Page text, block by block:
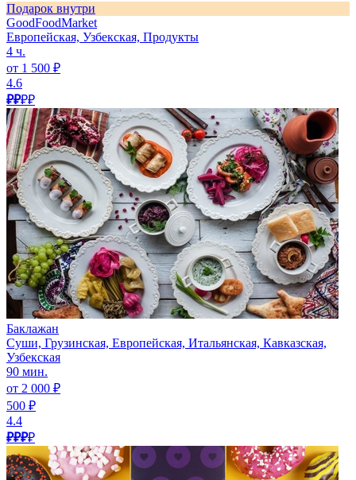
Подарок внутри
GoodFoodMarket
Европейская, Узбекская, Продукты
4 ч.
от 1 500 ₽
4.6
₽₽₽₽
Баклажан
Суши, Грузинская, Европейская, Итальянская, Кавказская,
Узбекская
90 мин.
от 2 000 ₽
500 ₽
4.4
₽₽₽₽